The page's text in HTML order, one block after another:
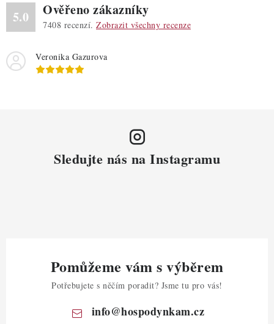
5.0 Ověřeno zákazníky
7408 recenzí. Zobrazit všechny recenze
Veronika Gazurova
Sledujte nás na Instagramu
Pomůžeme vám s výběrem
Potřebujete s něčím poradit? Jsme tu pro vás!
info@hospodynkam.cz